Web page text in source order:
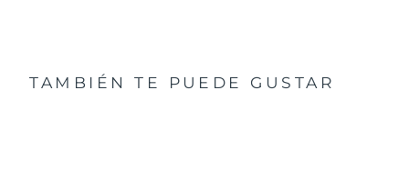
TAMBIÉN TE PUEDE GUSTAR